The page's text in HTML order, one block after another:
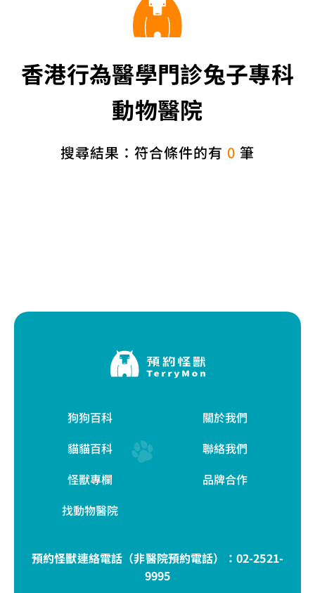
香港行為醫學門診兔子專科
動物醫院
搜尋結果：符合條件的有 0 筆
狗狗百科
貓貓百科
怪獸專欄
找動物醫院
關於我們
聯絡我們
品牌合作
預約怪獸連絡電話（非醫院預約電話）： 02-2521-
9995